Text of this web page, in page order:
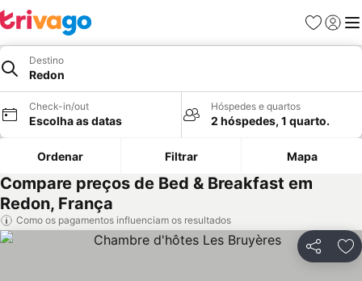
Favoritos
Iniciar
Destino
Redon
Check-in/out
Escolha as datas
Hóspedes e quartos
2 hóspedes, 1 quarto.
Ordenar Filtrar Mapa
Compare preços de Bed & Breakfast em
Redon, França
Como os pagamentos influenciam os resultados
Partilhar